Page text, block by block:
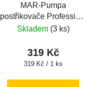
MAR-Pumpa
postřikovače Profession,
Hobby, Movi
Skladem (3 ks)
319 Kč
Měrná
319 Kč / 1 ks